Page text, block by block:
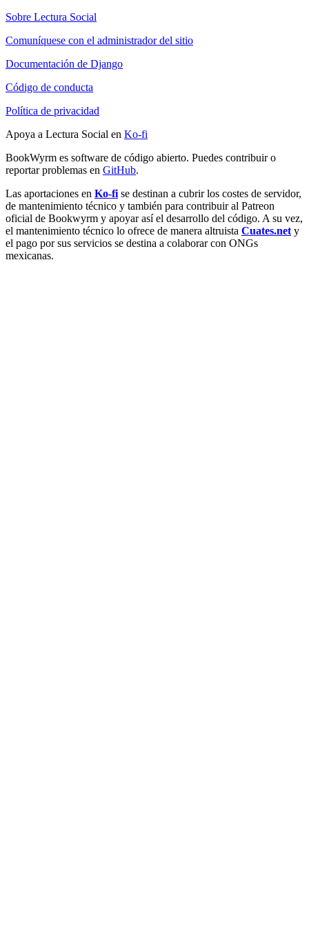
Sobre Lectura Social
Comuníquese con el administrador del sitio
Documentación de Django
Código de conducta
Política de privacidad
Apoya a Lectura Social en Ko-fi
BookWyrm es software de código abierto. Puedes contribuir o
reportar problemas en GitHub.
Las aportaciones en Ko-fi se destinan a cubrir los costes de servidor,
de mantenimiento técnico y también para contribuir al Patreon
oficial de Bookwyrm y apoyar así el desarrollo del código. A su vez,
el mantenimiento técnico lo ofrece de manera altruista Cuates.net y
el pago por sus servicios se destina a colaborar con ONGs
mexicanas.